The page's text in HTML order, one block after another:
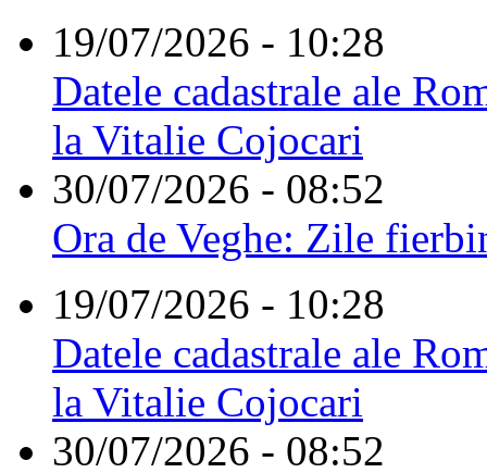
19/07/2026 - 10:28
Datele cadastrale ale
la Vitalie Cojocari
30/07/2026 - 08:52
Ora de Veghe: Zile
19/07/2026 - 10:28
Datele cadastrale ale
la Vitalie Cojocari
30/07/2026 - 08:52